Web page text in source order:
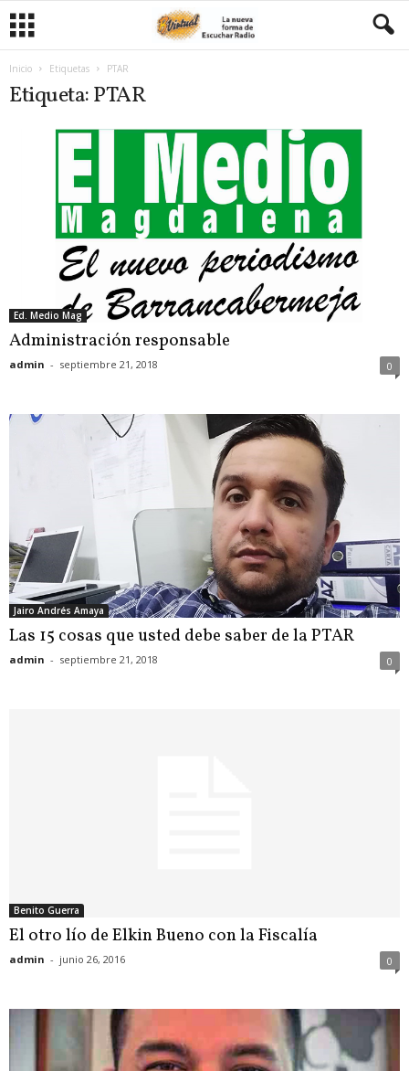
Inicio Etiquetas PTAR
Etiqueta: PTAR
Ed. Medio Mag
Administración responsable
admin - septiembre 21, 2018 0
Jairo Andrés Amaya
Las 15 cosas que usted debe saber de la PTAR
admin - septiembre 21, 2018 0
Benito Guerra
El otro lío de Elkin Bueno con la Fiscalía
admin - junio 26, 2016 0